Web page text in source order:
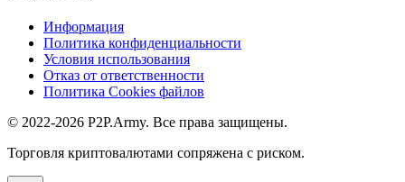
Информация
Политика конфиденциальности
Условия использования
Отказ от ответственности
Политика Cookies файлов
© 2022-2026 P2P.Army. Все права защищены.
Торговля криптовалютами сопряжена с риском.